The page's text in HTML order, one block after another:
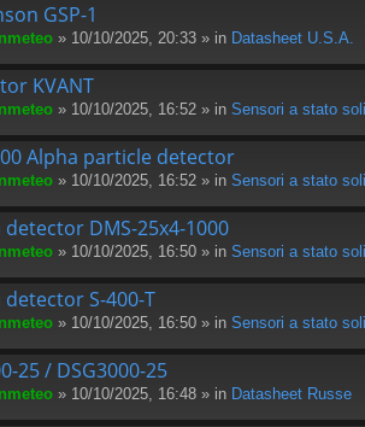
GSP-1
» 10/10/2025, 20:33 » in Datasheet U.S.A.
KVANT
» 10/10/2025, 16:52 » in Sensori a stato
Alpha particle detector
» 10/10/2025, 16:52 » in Sensori a stato
detector DMS-25x4-1000
» 10/10/2025, 16:50 » in Sensori a stato
detector S-400-T
» 10/10/2025, 16:50 » in Sensori a stato
25 / DSG3000-25
» 10/10/2025, 16:48 » in Datasheet Russe